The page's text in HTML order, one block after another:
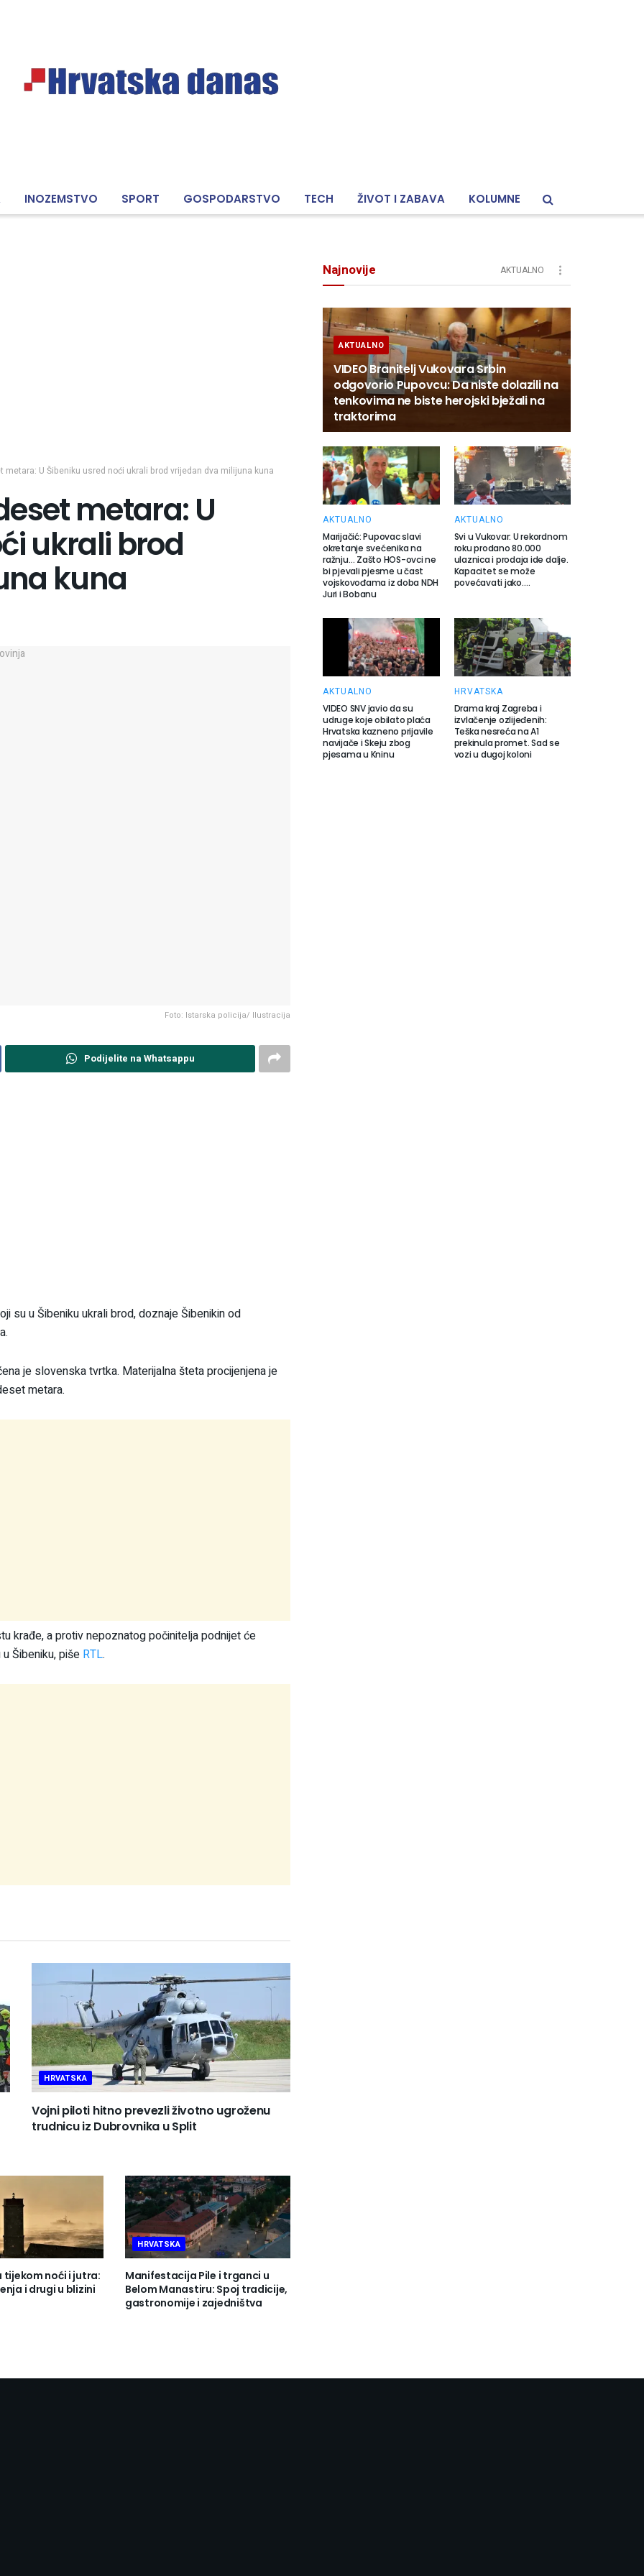
INOZEMSTVO SPORT GOSPODARSTVO TECH ŽIVOT I ZABAVA KOLUMNE
metara: U Šibeniku usred noći ukrali brod vrijedan dva milijuna kuna
metara: U
ukrali brod
kuna
Foto: Istarska policija/ Ilustracija
Podijelite na Whatsappu
su u Šibeniku ukrali brod, doznaje Šibenikin od
je slovenska tvrtka. Materijalna šteta procijenjena je
metara.
krađe, a protiv nepoznatog počinitelja podnijet će
Šibeniku, piše RTL.
HRVATSKA
Vojni piloti hitno prevezli životno ugroženu
trudnicu iz Dubrovnika u Split
tijekom noći i jutra:
i drugi u blizini
HRVATSKA
Manifestacija Pile i trganci u
Belom Manastiru: Spoj tradicije,
gastronomije i zajedništva
Najnovije AKTUALNO
AKTUALNO
VIDEO Branitelj Vukovara Srbin
odgovorio Pupovcu: Da niste dolazili na
tenkovima ne biste herojski bježali na
traktorima
AKTUALNO
Marijačić: Pupovac slavi
okretanje svećenika na
ražnju… Zašto HOS-ovci ne
bi pjevali pjesme u čast
vojskovođama iz doba NDH
Juri i Bobanu
AKTUALNO
Svi u Vukovar: U rekordnom
roku prodano 80.000
ulaznica i prodaja ide dalje.
Kapacitet se može
povećavati jako….
AKTUALNO
VIDEO SNV javio da su
udruge koje obilato plaća
Hrvatska kazneno prijavile
navijače i Skeju zbog
pjesama u Kninu
HRVATSKA
Drama kraj Zagreba i
izvlačenje ozlijeđenih:
Teška nesreća na A1
prekinula promet. Sad se
vozi u dugoj koloni